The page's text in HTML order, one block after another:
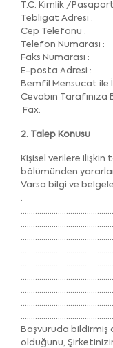
T.C. Kimlik /
Tebligat Adresi :
Cep Telefonu :
Telefon Numarası :
Faks Numarası :
E-posta Adresi :
Bemfil Mensucat
Cevabın
Fax:
2. Talep Konusu
Kişisel verilere ilişkin
bölümünden
Varsa bilgi ve
.
Başvuruda bildirmiş
olduğunu,